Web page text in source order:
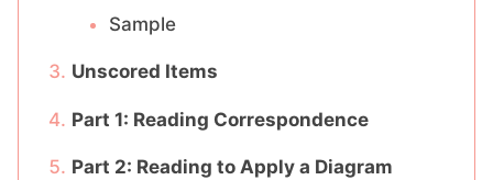
Sample
Unscored Items
Part 1: Reading Correspondence
Part 2: Reading to Apply a Diagram